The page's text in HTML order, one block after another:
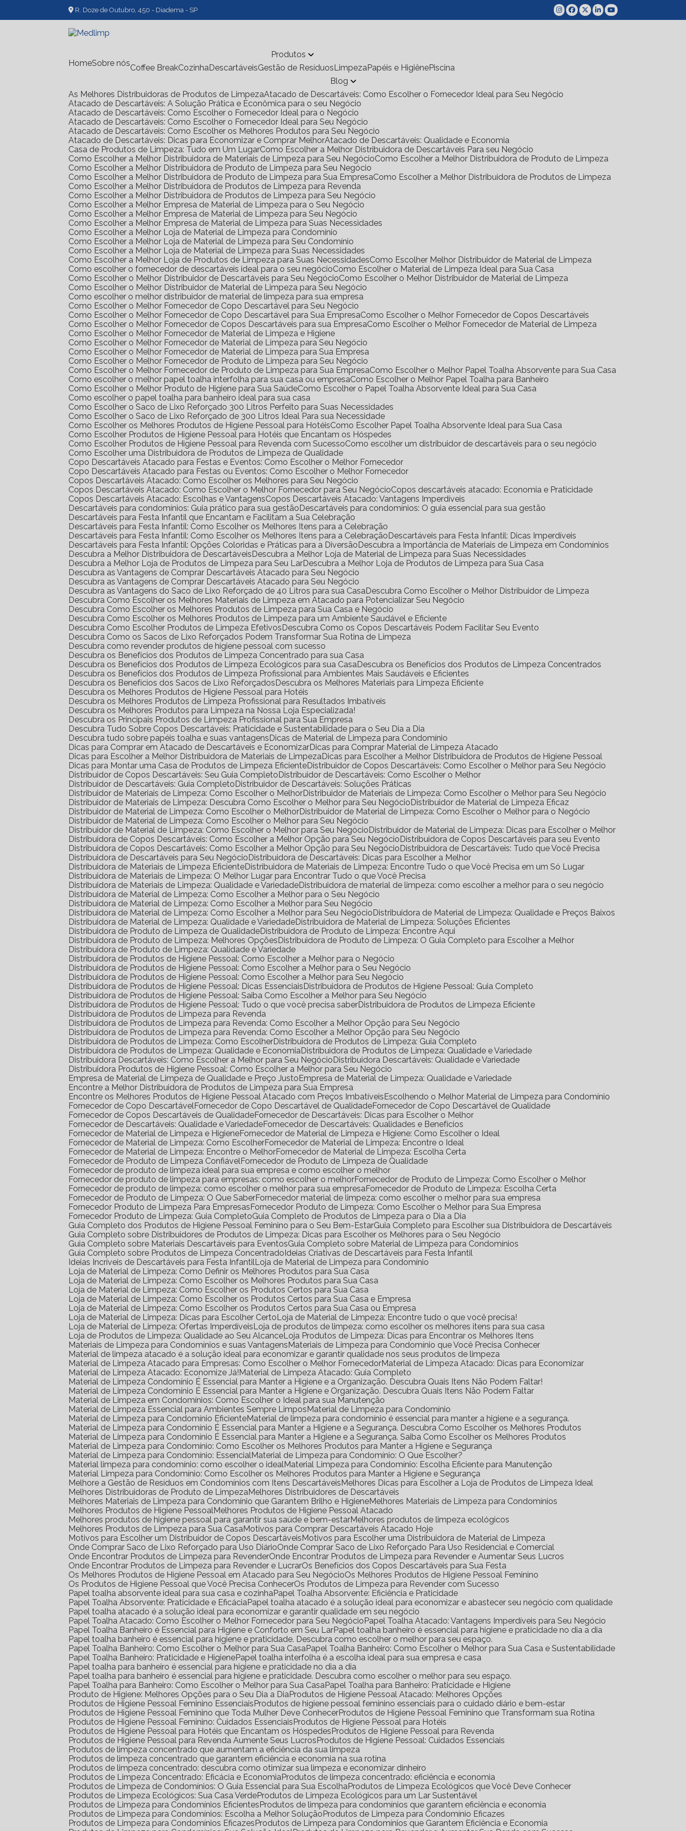
R. Doze de Outubro, 450 - Diadema - SP
Home Sobre nós
Produtos
Coffee Break
Cozinha Descartáveis Gestão de Resíduos Limpeza Papéis e Higiêne Piscina
Blog
As Melhores Distribuidoras de Produtos de Limpeza Atacado de Descartáveis: Como Escolher o Fornecedor Ideal para Seu Negócio
Atacado de Descartáveis: A Solução Prática e Econômica para o seu Negócio
Atacado de Descartáveis: Como Escolher o Fornecedor Ideal para o Negócio
Atacado de Descartáveis: Como Escolher o Fornecedor Ideal para Seu Negócio
Atacado de Descartáveis: Como Escolher os Melhores Produtos para Seu Negócio
Atacado de Descartáveis: Dicas para Economizar e Comprar Melhor Atacado de Descartáveis: Qualidade e Economia
Casa de Produtos de Limpeza: Tudo em Um Lugar
Como Escolher a Melhor Distribuidora de Descartáveis Para seu Negócio
Como Escolher a Melhor Distribuidora de Materiais de Limpeza para Seu Negócio
Como Escolher a Melhor Distribuidora de Produto de Limpeza
Como Escolher a Melhor Distribuidora de Produto de Limpeza para Seu Negócio
Como Escolher a Melhor Distribuidora de Produto de Limpeza para Sua Empresa
Como Escolher a Melhor Distribuidora de Produtos de Limpeza
Como Escolher a Melhor Distribuidora de Produtos de Limpeza para Revenda
Como Escolher a Melhor Distribuidora de Produtos de Limpeza para Seu Negócio
Como Escolher a Melhor Empresa de Material de Limpeza para o Seu Negócio
Como Escolher a Melhor Empresa de Material de Limpeza para Seu Negócio
Como Escolher a Melhor Empresa de Material de Limpeza para Suas Necessidades
Como Escolher a Melhor Loja de Material de Limpeza para Condomínio
Como Escolher a Melhor Loja de Material de Limpeza para Seu Condomínio
Como Escolher a Melhor Loja de Material de Limpeza para Suas Necessidades
Como Escolher a Melhor Loja de Produtos de Limpeza para Suas Necessidades
Como Escolher Melhor Distribuidor de Material de Limpeza
Como escolher o fornecedor de descartáveis ideal para o seu negócio
Como Escolher o Material de Limpeza Ideal para Sua Casa
Como Escolher o Melhor Distribuidor de Descartáveis para Seu Negócio
Como Escolher o Melhor Distribuidor de Material de Limpeza
Como Escolher o Melhor Distribuidor de Material de Limpeza para Seu Negócio
Como escolher o melhor distribuidor de material de limpeza para sua empresa
Como Escolher o Melhor Fornecedor de Copo Descartável para Seu Negócio
Como Escolher o Melhor Fornecedor de Copo Descartável para Sua Empresa
Como Escolher o Melhor Fornecedor de Copos Descartáveis
Como Escolher o Melhor Fornecedor de Copos Descartáveis para sua Empresa
Como Escolher o Melhor Fornecedor de Material de Limpeza
Como Escolher o Melhor Fornecedor de Material de Limpeza e Higiene
Como Escolher o Melhor Fornecedor de Material de Limpeza para Seu Negócio
Como Escolher o Melhor Fornecedor de Material de Limpeza para Sua Empresa
Como Escolher o Melhor Fornecedor de Produto de Limpeza para Seu Negócio
Como Escolher o Melhor Fornecedor de Produto de Limpeza para Sua Empresa
Como Escolher o Melhor Papel Toalha Absorvente para Sua Casa
Como escolher o melhor papel toalha interfolha para sua casa ou empresa
Como Escolher o Melhor Papel Toalha para Banheiro
Como Escolher o Melhor Produto de Higiene para Sua Saúde
Como Escolher o Papel Toalha Absorvente Ideal para Sua Casa
Como escolher o papel toalha para banheiro ideal para sua casa
Como Escolher o Saco de Lixo Reforçado 300 Litros Perfeito para Suas Necessidades
Como Escolher o Saco de Lixo Reforçado de 300 Litros Ideal Para sua Necessidade
Como Escolher os Melhores Produtos de Higiene Pessoal para Hotéis
Como Escolher Papel Toalha Absorvente Ideal para Sua Casa
Como Escolher Produtos de Higiene Pessoal para Hotéis que Encantam os Hóspedes
Como Escolher Produtos de Higiene Pessoal para Revenda com Sucesso
Como escolher um distribuidor de descartáveis para o seu negócio
Como Escolher uma Distribuidora de Produtos de Limpeza de Qualidade
Copo Descartáveis Atacado para Festas e Eventos: Como Escolher o Melhor Fornecedor
Copo Descartáveis Atacado para Festas ou Eventos: Como Escolher o Melhor Fornecedor
Copos Descartáveis Atacado: Como Escolher os Melhores para Seu Negócio
Copos Descartáveis Atacado: Como Escolher o Melhor Fornecedor para Seu Negócio
Copos descartáveis atacado: Economia e Praticidade
Copos Descartáveis Atacado: Escolhas e Vantagens
Copos Descartáveis Atacado: Vantagens Imperdíveis
Descartáveis para condomínios: Guia prático para sua gestão
Descartáveis para condomínios: O guia essencial para sua gestão
Descartáveis para Festa Infantil que Encantam e Facilitam a Sua Celebração
Descartáveis para Festa Infantil: Como Escolher os Melhores Itens para a Celebração
Descartáveis para Festa Infantil: Como Escolher os Melhores Itens para a Celebração
Descartáveis para Festa Infantil: Dicas Imperdíveis
Descartáveis para Festa Infantil: Opções Coloridas e Práticas para a Diversão
Descubra a Importância de Materiais de Limpeza em Condomínios
Descubra a Melhor Distribuidora de Descartáveis
Descubra a Melhor Loja de Material de Limpeza para Suas Necessidades
Descubra a Melhor Loja de Produtos de Limpeza para Seu Lar
Descubra a Melhor Loja de Produtos de Limpeza para Sua Casa
Descubra as Vantagens de Comprar Descartáveis Atacado para Seu Negócio
Descubra as Vantagens de Comprar Descartáveis Atacado para Seu Negócio
Descubra as Vantagens do Saco de Lixo Reforçado de 40 Litros para sua Casa
Descubra Como Escolher o Melhor Distribuidor de Limpeza
Descubra Como Escolher os Melhores Materiais de Limpeza em Atacado para Potencializar Seu Negócio
Descubra Como Escolher os Melhores Produtos de Limpeza para Sua Casa e Negócio
Descubra Como Escolher os Melhores Produtos de Limpeza para um Ambiente Saudável e Eficiente
Descubra Como Escolher Produtos de Limpeza Efetivos
Descubra Como os Copos Descartáveis Podem Facilitar Seu Evento
Descubra Como os Sacos de Lixo Reforçados Podem Transformar Sua Rotina de Limpeza
Descubra como revender produtos de higiene pessoal com sucesso
Descubra os Benefícios dos Produtos de Limpeza Concentrado para sua Casa
Descubra os Benefícios dos Produtos de Limpeza Ecológicos para sua Casa
Descubra os Benefícios dos Produtos de Limpeza Concentrados
Descubra os Benefícios dos Produtos de Limpeza Profissional para Ambientes Mais Saudáveis e Eficientes
Descubra os Benefícios dos Sacos de Lixo Reforçados
Descubra os Melhores Materiais para Limpeza Eficiente
Descubra os Melhores Produtos de Higiene Pessoal para Hotéis
Descubra os Melhores Produtos de Limpeza Profissional para Resultados Imbatíveis
Descubra os Melhores Produtos para Limpeza na Nossa Loja Especializada!
Descubra os Principais Produtos de Limpeza Profissional para Sua Empresa
Descubra Tudo Sobre Copos Descartáveis: Praticidade e Sustentabilidade para o Seu Dia a Dia
Descubra tudo sobre papéis toalha e suas vantagens
Dicas de Material de Limpeza para Condomínio
Dicas para Comprar em Atacado de Descartáveis e Economizar
Dicas para Comprar Material de Limpeza Atacado
Dicas para Escolher a Melhor Distribuidora de Materiais de Limpeza
Dicas para Escolher a Melhor Distribuidora de Produtos de Higiene Pessoal
Dicas para Montar uma Casa de Produtos de Limpeza Eficiente
Distribuidor de Copos Descartáveis: Como Escolher o Melhor para Seu Negócio
Distribuidor de Copos Descartáveis: Seu Guia Completo
Distribuidor de Descartáveis: Como Escolher o Melhor
Distribuidor de Descartáveis: Guia Completo
Distribuidor de Descartáveis: Soluções Práticas
Distribuidor de Materiais de Limpeza: Como Escolher o Melhor
Distribuidor de Materiais de Limpeza: Como Escolher o Melhor para Seu Negócio
Distribuidor de Materiais de Limpeza: Descubra Como Escolher o Melhor para Seu Negócio
Distribuidor de Material de Limpeza Eficaz
Distribuidor de Material de Limpeza: Como Escolher o Melhor
Distribuidor de Material de Limpeza: Como Escolher o Melhor para o Negócio
Distribuidor de Material de Limpeza: Como Escolher o Melhor para Seu Negócio
Distribuidor de Material de Limpeza: Como Escolher o Melhor para Seu Negócio
Distribuidor de Material de Limpeza: Dicas para Escolher o Melhor
Distribuidora de Copos Descartáveis: Como Escolher a Melhor Opção para Seu Negócio
Distribuidora de Copos Descartáveis para seu Evento
Distribuidora de Copos Descartáveis: Como Escolher a Melhor Opção para Seu Negócio
Distribuidora de Descartáveis: Tudo que Você Precisa
Distribuidora de Descartáveis para Seu Negócio
Distribuidora de Descartáveis: Dicas para Escolher a Melhor
Distribuidora de Materiais de Limpeza Eficiente
Distribuidora de Materiais de Limpeza: Encontre Tudo o que Você Precisa em um Só Lugar
Distribuidora de Materiais de Limpeza: O Melhor Lugar para Encontrar Tudo o que Você Precisa
Distribuidora de Materiais de Limpeza: Qualidade e Variedade
Distribuidora de material de limpeza: como escolher a melhor para o seu negócio
Distribuidora de Material de Limpeza: Como Escolher a Melhor para o Seu Negócio
Distribuidora de Material de Limpeza: Como Escolher a Melhor para Seu Negócio
Distribuidora de Material de Limpeza: Como Escolher a Melhor para Seu Negócio
Distribuidora de Material de Limpeza: Qualidade e Preços Baixos
Distribuidora de Material de Limpeza: Qualidade e Variedade
Distribuidora de Material de Limpeza: Soluções Eficientes
Distribuidora de Produto de Limpeza de Qualidade
Distribuidora de Produto de Limpeza: Encontre Aqui
Distribuidora de Produto de Limpeza: Melhores Opções
Distribuidora de Produto de Limpeza: O Guia Completo para Escolher a Melhor
Distribuidora de Produto de Limpeza: Qualidade e Variedade
Distribuidora de Produtos de Higiene Pessoal: Como Escolher a Melhor para o Negócio
Distribuidora de Produtos de Higiene Pessoal: Como Escolher a Melhor para o Seu Negócio
Distribuidora de Produtos de Higiene Pessoal: Como Escolher a Melhor para Seu Negócio
Distribuidora de Produtos de Higiene Pessoal: Dicas Essenciais
Distribuidora de Produtos de Higiene Pessoal: Guia Completo
Distribuidora de Produtos de Higiene Pessoal: Saiba Como Escolher a Melhor para Seu Negócio
Distribuidora de Produtos de Higiene Pessoal: Tudo o que você precisa saber
Distribuidora de Produtos de Limpeza Eficiente
Distribuidora de Produtos de Limpeza para Revenda
Distribuidora de Produtos de Limpeza para Revenda: Como Escolher a Melhor Opção para Seu Negócio
Distribuidora de Produtos de Limpeza para Revenda: Como Escolher a Melhor Opção para Seu Negócio
Distribuidora de Produtos de Limpeza: Como Escolher
Distribuidora de Produtos de Limpeza: Guia Completo
Distribuidora de Produtos de Limpeza: Qualidade e Economia
Distribuidora de Produtos de Limpeza: Qualidade e Variedade
Distribuidora Descartáveis: Como Escolher a Melhor para Seu Negócio
Distribuidora Descartáveis: Qualidade e Variedade
Distribuidora Produtos de Higiene Pessoal: Como Escolher a Melhor para Seu Negócio
Empresa de Material de Limpeza de Qualidade e Preço Justo
Empresa de Material de Limpeza: Qualidade e Variedade
Encontre a Melhor Distribuidora de Produtos de Limpeza para Sua Empresa
Encontre os Melhores Produtos de Higiene Pessoal Atacado com Preços Imbatíveis
Escolhendo o Melhor Material de Limpeza para Condomínio
Fornecedor de Copo Descartável Fornecedor de Copo Descartável de Qualidade Fornecedor de Copo Descartável de Qualidade
Fornecedor de Copos Descartáveis de Qualidade Fornecedor de Descartáveis: Dicas para Escolher o Melhor
Fornecedor de Descartáveis: Qualidade e Variedade Fornecedor de Descartáveis: Qualidades e Benefícios
Fornecedor de Material de Limpeza e Higiene Fornecedor de Material de Limpeza e Higiene: Como Escolher o Ideal
Fornecedor de Material de Limpeza: Como Escolher Fornecedor de Material de Limpeza: Encontre o Ideal
Fornecedor de Material de Limpeza: Encontre o Melhor Fornecedor de Material de Limpeza: Escolha Certa
Fornecedor de Produto de Limpeza Confiável Fornecedor de Produto de Limpeza de Qualidade
Fornecedor de produto de limpeza ideal para sua empresa e como escolher o melhor
Fornecedor de produto de limpeza para empresas: como escolher o melhor Fornecedor de Produto de Limpeza: Como Escolher o Melhor
Fornecedor de produto de limpeza: como escolher o melhor para sua empresa Fornecedor de Produto de Limpeza: Escolha Certa
Fornecedor de Produto de Limpeza: O Que Saber Fornecedor material de limpeza: como escolher o melhor para sua empresa
Fornecedor Produto de Limpeza Para Empresas Fornecedor Produto de Limpeza: Como Escolher o Melhor para Sua Empresa
Fornecedor Produto de Limpeza: Guia Completo
Guia Completo de Produtos de Limpeza para o Dia a Dia
Guia Completo dos Produtos de Higiene Pessoal Feminino para o Seu Bem-Estar
Guia Completo para Escolher sua Distribuidora de Descartáveis
Guia Completo sobre Distribuidores de Produtos de Limpeza: Dicas para Escolher os Melhores para o Seu Negócio
Guia Completo sobre Materiais Descartáveis para Eventos
Guia Completo sobre Material de Limpeza para Condomínios
Guia Completo sobre Produtos de Limpeza Concentrado Ideias Criativas de Descartáveis para Festa Infantil
Ideias Incríveis de Descartáveis para Festa Infantil Loja de Material de Limpeza para Condomínio
Loja de Material de Limpeza: Como Definir os Melhores Produtos para Sua Casa
Loja de Material de Limpeza: Como Escolher os Melhores Produtos para Sua Casa
Loja de Material de Limpeza: Como Escolher os Produtos Certos para Sua Casa
Loja de Material de Limpeza: Como Escolher os Produtos Certos para Sua Casa e Empresa
Loja de Material de Limpeza: Como Escolher os Produtos Certos para Sua Casa ou Empresa
Loja de Material de Limpeza: Dicas para Escolher Certo
Loja de Material de Limpeza: Encontre tudo o que você precisa!
Loja de Material de Limpeza: Ofertas Imperdíveis
Loja de produtos de limpeza: como escolher os melhores itens para sua casa
Loja de Produtos de Limpeza: Qualidade ao Seu Alcance Loja Produtos de Limpeza: Dicas para Encontrar os Melhores Itens
Materiais de Limpeza para Condomínios e suas Vantagens
Materiais de Limpeza para Condomínio que Você Precisa Conhecer
Material de limpeza atacado é a solução ideal para economizar e garantir qualidade nos seus produtos de limpeza
Material de Limpeza Atacado para Empresas: Como Escolher o Melhor Fornecedor
Material de Limpeza Atacado: Dicas para Economizar
Material de Limpeza Atacado: Economize Já!
Material de Limpeza Atacado: Guia Completo
Material de Limpeza Condomínio É Essencial para Manter a Higiene e a Organização. Descubra Quais Itens Não Podem Faltar!
Material de Limpeza Condomínio É Essencial para Manter a Higiene e Organização. Descubra Quais Itens Não Podem Faltar
Material de Limpeza em Condomínios: Como Escolher o Ideal para sua Manutenção
Material de Limpeza Essencial para Ambientes Sempre Limpos
Material de Limpeza para Condomínio
Material de Limpeza para Condomínio Eficiente
Material de limpeza para condomínio é essencial para manter a higiene e a segurança.
Material de Limpeza para Condomínio É Essencial para Manter a Higiene e a Segurança. Descubra Como Escolher os Melhores Produtos
Material de Limpeza para Condomínio É Essencial para Manter a Higiene e a Segurança. Saiba Como Escolher os Melhores Produtos
Material de Limpeza para Condomínio: Como Escolher os Melhores Produtos para Manter a Higiene e Segurança
Material de Limpeza para Condomínio: Essencial
Material de Limpeza para Condomínio: O Que Escolher?
Material limpeza para condomínio: como escolher o ideal
Material Limpeza para Condomínio: Escolha Eficiente para Manutenção
Material Limpeza para Condomínio: Como Escolher os Melhores Produtos para Manter a Higiene e Segurança
Melhore a Gestão de Resíduos em Condomínios com Itens Descartáveis
Melhores Dicas para Escolher a Loja de Produtos de Limpeza Ideal
Melhores Distribuidoras de Produto de Limpeza
Melhores Distribuidores de Descartáveis
Melhores Materiais de Limpeza para Condomínio que Garantem Brilho e Higiene
Melhores Materiais de Limpeza para Condomínios
Melhores Produtos de Higiene Pessoal
Melhores Produtos de Higiene Pessoal Atacado
Melhores produtos de higiene pessoal para garantir sua saúde e bem-estar
Melhores produtos de limpeza ecológicos
Melhores Produtos de Limpeza para Sua Casa
Motivos para Comprar Descartáveis Atacado Hoje
Motivos para Escolher um Distribuidor de Copos Descartáveis
Motivos para Escolher uma Distribuidora de Material de Limpeza
Onde Comprar Saco de Lixo Reforçado para Uso Diário
Onde Comprar Saco de Lixo Reforçado Para Uso Residencial e Comercial
Onde Encontrar Produtos de Limpeza para Revender
Onde Encontrar Produtos de Limpeza para Revender e Aumentar Seus Lucros
Onde Encontrar Produtos de Limpeza para Revender e Lucrar
Os Benefícios dos Copos Descartáveis para Sua Festa
Os Melhores Produtos de Higiene Pessoal em Atacado para Seu Negócio
Os Melhores Produtos de Higiene Pessoal Feminino
Os Produtos de Higiene Pessoal que Você Precisa Conhecer
Os Produtos de Limpeza para Revender com Sucesso
Papel toalha absorvente ideal para sua casa e cozinha Papel Toalha Absorvente: Eficiência e Praticidade
Papel Toalha Absorvente: Praticidade e Eficácia Papel toalha atacado é a solução ideal para economizar e abastecer seu negócio com qualidade
Papel toalha atacado é a solução ideal para economizar e garantir qualidade em seu negócio
Papel Toalha Atacado: Como Escolher o Melhor Fornecedor para Seu Negócio
Papel Toalha Atacado: Vantagens Imperdíveis para Seu Negócio
Papel Toalha Banheiro é Essencial para Higiene e Conforto em Seu Lar Papel toalha banheiro é essencial para higiene e praticidade no dia a dia
Papel toalha banheiro é essencial para higiene e praticidade. Descubra como escolher o melhor para seu espaço.
Papel Toalha Banheiro: Como Escolher o Melhor para Sua Casa Papel Toalha Banheiro: Como Escolher o Melhor para Sua Casa e Sustentabilidade
Papel Toalha Banheiro: Praticidade e Higiene Papel toalha interfolha é a escolha ideal para sua empresa e casa
Papel toalha para banheiro é essencial para higiene e praticidade no dia a dia
Papel toalha para banheiro é essencial para higiene e praticidade. Descubra como escolher o melhor para seu espaço.
Papel Toalha para Banheiro: Como Escolher o Melhor para Sua Casa Papel Toalha para Banheiro: Praticidade e Higiene
Produto de Higiene: Melhores Opções para o Seu Dia a Dia Produtos de Higiene Pessoal Atacado: Melhores Opções
Produtos de Higiene Pessoal Feminino Essenciais
Produtos de higiene pessoal feminino essenciais para o cuidado diário e bem-estar
Produtos de Higiene Pessoal Feminino que Toda Mulher Deve Conhecer Produtos de Higiene Pessoal Feminino que Transformam sua Rotina
Produtos de Higiene Pessoal Feminino: Cuidados Essenciais
Produtos de Higiene Pessoal para Hotéis
Produtos de Higiene Pessoal para Hotéis que Encantam os Hóspedes
Produtos de Higiene Pessoal para Revenda
Produtos de Higiene Pessoal para Revenda Aumente Seus Lucros
Produtos de Higiene Pessoal: Cuidados Essenciais
Produtos de limpeza concentrado que aumentam a eficiência da sua limpeza
Produtos de limpeza concentrado que garantem eficiência e economia na sua rotina
Produtos de limpeza concentrado: descubra como otimizar sua limpeza e economizar dinheiro
Produtos de Limpeza Concentrado: Eficácia e Economia Produtos de limpeza concentrado: eficiência e economia
Produtos de Limpeza de Condomínios: O Guia Essencial para Sua Escolha Produtos de Limpeza Ecológicos que Você Deve Conhecer
Produtos de Limpeza Ecológicos: Sua Casa Verde Produtos de Limpeza Ecológicos para um Lar Sustentável
Produtos de Limpeza para Condomínios Eficientes
Produtos de limpeza para condomínios que garantem eficiência e economia
Produtos de Limpeza para Condomínios: Escolha a Melhor Solução
Produtos de Limpeza para Condomínio Eficazes
Produtos de Limpeza para Condomínios Eficazes
Produtos de Limpeza para Condomínios que Garantem Eficiência e Economia